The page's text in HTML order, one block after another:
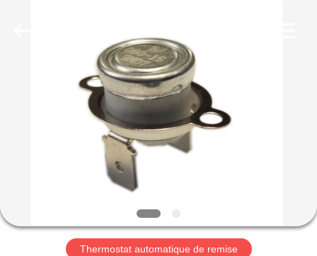
MAISON
PRODUITS
VR
SHOW
Thermostat automatique de remise